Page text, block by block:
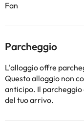
Fan
Parcheggio
L'alloggio offre
Questo alloggio non
anticipo. Il
del tuo arrivo.